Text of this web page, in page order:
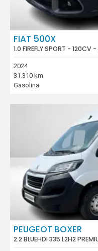
FIAT 500X
1.0 FIREFLY SPORT - 120CV
2024
31.310 km
Gasolina
PEUGEOT BOXER
2.2 BLUEHDI 335 L2H2